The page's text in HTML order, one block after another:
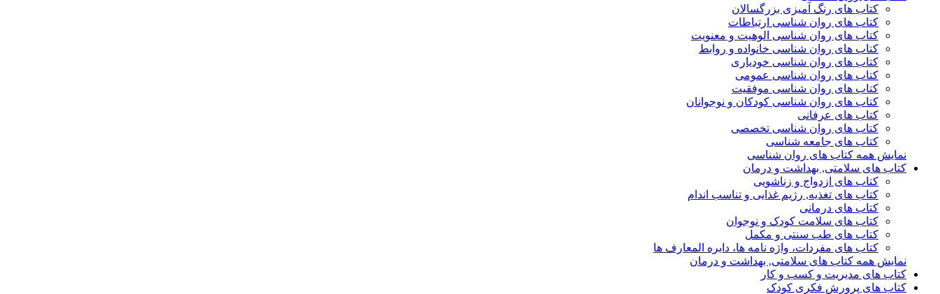
کتاب های رنگ آمیزی بزرگسالان
کتاب های روان شناسی ارتباطات
کتاب های روان شناسی الوهیت و معنویت
کتاب های روان شناسی خانواده و روابط
کتاب های روان شناسی خودیاری
کتاب های روان شناسی عمومی
کتاب های روان شناسی موفقیت
کتاب های روان شناسی کودکان و نوجوانان
کتاب های عرفانی
کتاب های روان شناسی تخصصی
کتاب های جامعه شناسی
نمایش همه کتاب های روان شناسی
کتاب های سلامتی, بهداشت و درمان
کتاب های ازدواج و زناشویی
کتاب های تغذیه, رژیم غذایی و تناسب اندام
کتاب های درمانی
کتاب های سلامت کودک و نوجوان
کتاب های طب سنتی و مکمل
کتاب های مفردات، واژه نامه ها، دایره المعارف ها
نمایش همه کتاب های سلامتی, بهداشت و درمان
کتاب های مدیریت و کسب و کار
کتاب های پرورش فکری کودک